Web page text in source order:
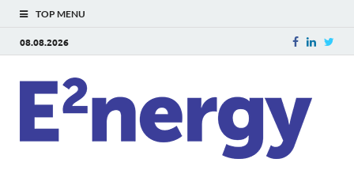
TOP MENU
08.08.2026